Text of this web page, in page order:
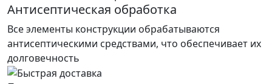
Антисептическая обработка
Все элементы конструкции обрабатываются
антисептическими средствами, что обеспечивает их
долговечность